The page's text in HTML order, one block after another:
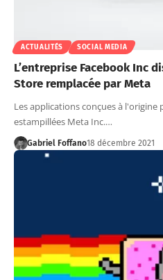
ACTUALITÉS SOCIAL MEDIA
L’entreprise Facebook Inc
Store remplacée par Meta
Les applications conçues à
estampillées Meta Inc.…
Gabriel Foffano18 décembre 2021